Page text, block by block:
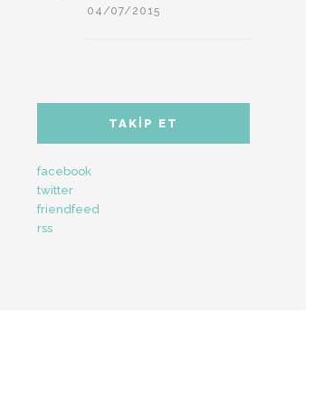
04/07/2015
TAKIP ET
facebook
twitter
friendfeed
rss